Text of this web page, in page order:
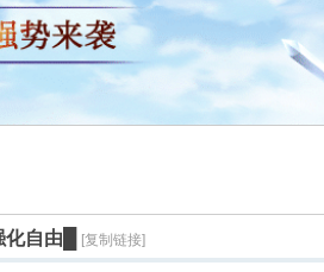
自由█ [复制链接]